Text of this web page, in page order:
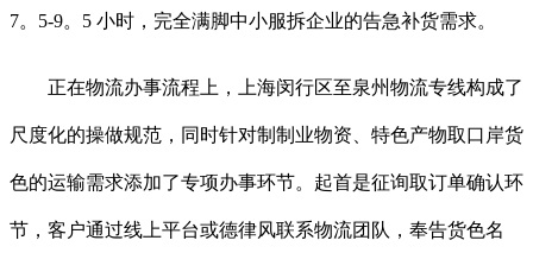
7。5-9。5 小时，完全满脚中小服拆企业的告急补货需求。
正在物流办事流程上，上海闵行区至泉州物流专线构成了
尺度化的操做规范，同时针对制制业物资、特色产物取口岸货
色的运输需求添加了专项办事环节。起首是征询取订单确认环
节，客户通过线上平台或德律风联系物流团队，奉告货色名